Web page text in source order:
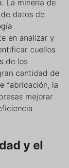
La minería de
datos de
en analizar y
cuellos
de los
cantidad de
fabricación, la
mejorar
y el